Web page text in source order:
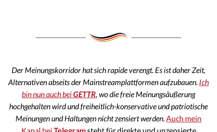
Der Meinungskorridor hat sich rapide verengt. Es ist daher Zeit,
Alternativen abseits der Mainstreamplattformen aufzubauen. Ich
bin nun auch beiGETTR, wo die freie Meinungsäußerung
hochgehalten wird und freiheitlich-konservative und patriotische
Meinungen und Haltungen nicht zensiert werden.Auch mein